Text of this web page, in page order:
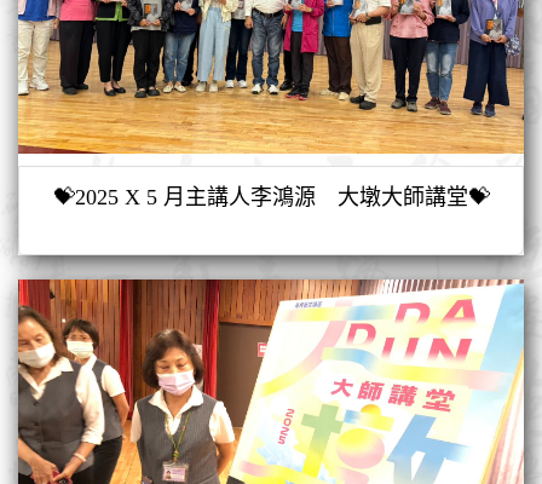
💝2025 X 5 月主講人李鴻源 大墩大師講堂💝